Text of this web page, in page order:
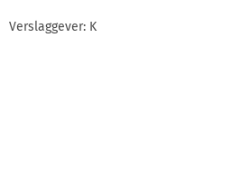
Verslaggever: K